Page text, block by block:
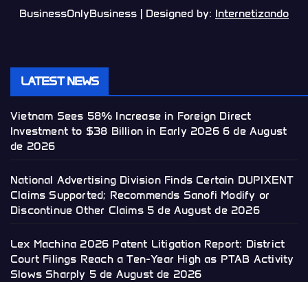
BusinessOnlyBusiness | Designed by: Internetizando
LATEST NEWS
Vietnam Sees 58% Increase in Foreign Direct
Investment to $38 Billion in Early 2026 6 de August
de 2026
National Advertising Division Finds Certain DUPIXENT
Claims Supported; Recommends Sanofi Modify or
Discontinue Other Claims 5 de August de 2026
Lex Machina 2026 Patent Litigation Report: District
Court Filings Reach a Ten-Year High as PTAB Activity
Slows Sharply 5 de August de 2026